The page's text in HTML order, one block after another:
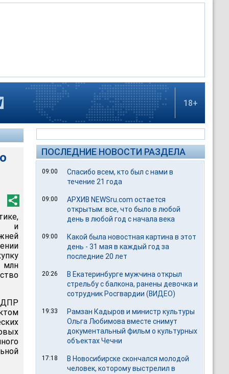
18+
и
млн
ПОСЛЕДНИЕ НОВОСТИ РАЗДЕЛА
09:00
Спасибо всем, кто был с нами в
течение 21 года
09:00
АРХИВ NEWSru.com остается
открытым: все, что было в любой
день в любой год с начала века
09:00
Какой была новостная картина в этот
день - 31 мая в каждый год за
последние 20 лет
20:26
В Екатеринбурге мужчина открыл
стрельбу с балкона, ранены девочка и
сотрудник Росгвардии (ВИДЕО)
19:33
Рамзан Кадыров и министр культуры
Ольга Любимова вместе снимут
документальный фильм о культурных
объектах Чечни
17:18
В Новосибирске скончался молодой
человек, которому выстрелил в